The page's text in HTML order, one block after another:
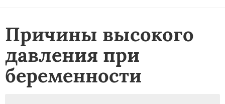
Причины высокого
давления при
беременности